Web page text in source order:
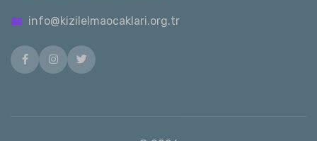
info@kizilelmaocaklari.org.tr
FacebookInstagramTwitter